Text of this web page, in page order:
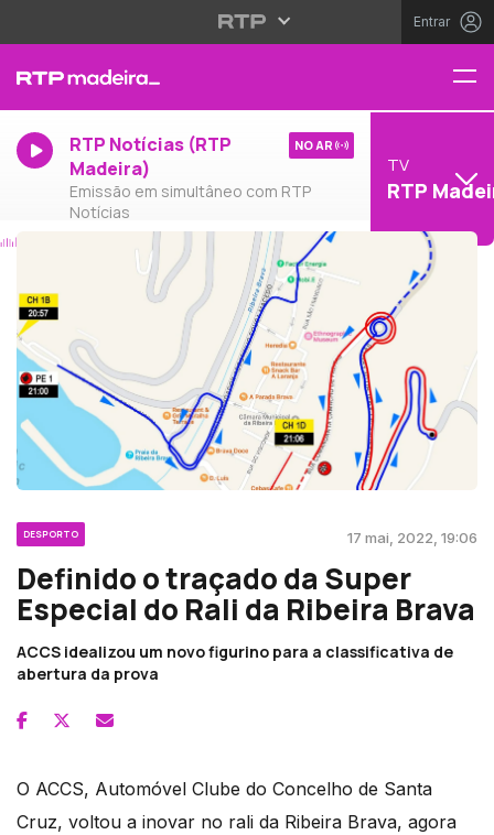
Entrar
RTP Notícias (RTP
Madeira)
Emissão em simultâneo com RTP
Notícias
NO AR
TV
RTP
DESPORTO 17 mai, 2022, 19:06
Definido o traçado da Super
Especial do Rali da Ribeira Brava
ACCS idealizou um novo figurino para a classificativa de
abertura da prova
O ACCS, Automóvel Clube do Concelho de Santa
Cruz, voltou a inovar no rali da Ribeira Brava, agora